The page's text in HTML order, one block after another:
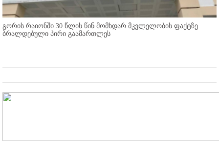
გორის რაიონში 30 წლის წინ მომხდარ მკვლელობის ფაქტზე
ბრალდებული პირი გაამართლეს